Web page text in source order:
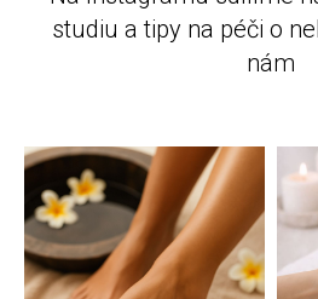
studiu a tipy na péči o
nám